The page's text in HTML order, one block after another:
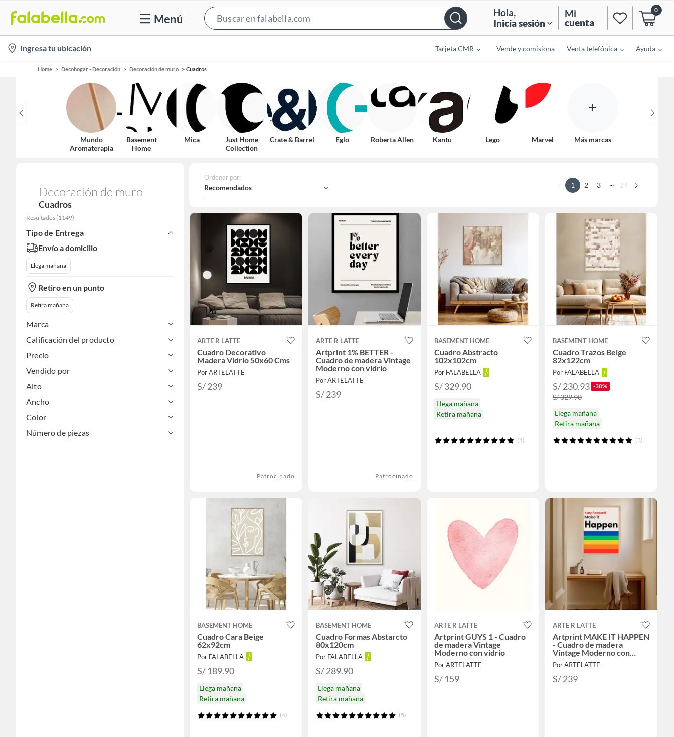
Menú
Bar
Hola,
Inicia sesión
Mi
cuenta
0
location-
icon
Ingresa tu ubicación Tarjeta CMR Vende y comisiona Venta telefónica Ayuda
Home Decohogar - Decoración Decoración de muro Cuadros
Mundo
Aromaterapia
Basement
Home
Mica
Just Home
Collection
Crate & Barrel Eglo Roberta Allen Kantu Lego Marvel Más marcas
Decoración de muro
Cuadros
Resultados (1149)
Tipo de Entrega
Envío a domicilio
Llega mañana
Retiro en un punto
Retira mañana
Marca
Calificación del producto
Precio
Vendido por
Alto
Ancho
Color
Número de piezas
Ordenar por:
Recomendados 1 2 3 ... 24
ARTE R LATTE
Cuadro Decorativo
Madera Vidrio 50x60 Cms
Por ARTELATTE
S/ 239
Patrocinado
ARTE R LATTE
Artprint 1% BETTER -
Cuadro de madera Vintage
Moderno con vidrio
Por ARTELATTE
S/ 239
Patrocinado
BASEMENT HOME
Cuadro Abstracto
102x102cm
Por FALABELLA
S/ 329.90
Llega mañana
Retira mañana
(4)
BASEMENT HOME
Cuadro Trazos Beige
82x122cm
Por FALABELLA
S/ 230.93 -30%
S/ 329.90
Llega mañana
Retira mañana
(3)
BASEMENT HOME
Cuadro Cara Beige
62x92cm
Por FALABELLA
S/ 189.90
Llega mañana
Retira mañana
(4)
BASEMENT HOME
Cuadro Formas Abstarcto
80x120cm
Por FALABELLA
S/ 289.90
Llega mañana
Retira mañana
(5)
ARTE R LATTE
Artprint GUYS 1 - Cuadro
de madera Vintage
Moderno con vidrio
Por ARTELATTE
S/ 159
ARTE R LATTE
Artprint MAKE IT HAPPEN
- Cuadro de madera
Vintage Moderno con
vidrio
Por ARTELATTE
S/ 239